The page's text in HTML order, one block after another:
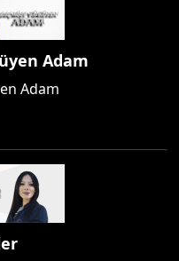
Adam
Adam